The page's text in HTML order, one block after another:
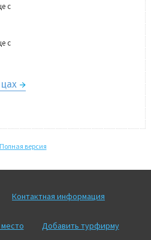
с
с
Полная версия
Контактная информация
Добавить турфирму